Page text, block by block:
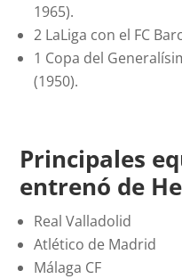
1965).
2 LaLiga con el FC
1 Copa del
(1950).
Principales
entrenó de
Real Valladolid
Atlético de Madrid
Málaga CF